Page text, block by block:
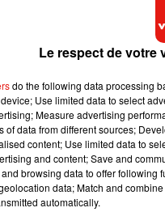
et
duo.
Ce serait
de 32 ans s’est
des Oscars et espérer
en scène de leur
envoyer des messages
bien y avoir une
spectaculaire et
En attendant de
Le respect de votre
do the following data processing
Use limited data to select
Measure advertising
of data from different sources;
content; Use limited data to
and content; Save and
browsing data to offer
data; Match and
automatically.